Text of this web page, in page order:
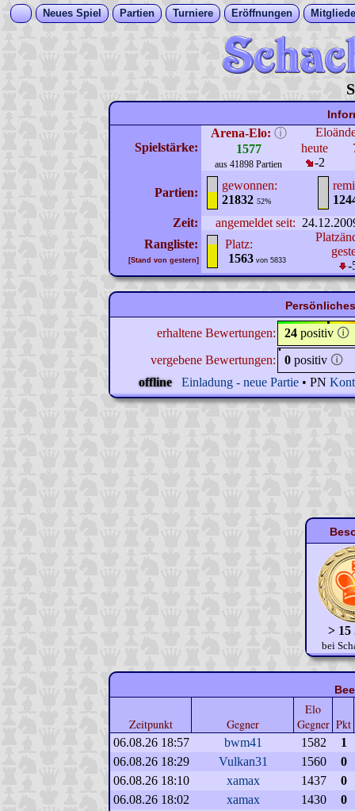
Neues Spiel Partien Turniere Eröffnungen
Spielstärke:
Arena-Elo: ⓘ
1577
aus 41898 Partien
heute
-2
Partien:
gewonnen:
21832 52%
Zeit:
angemeldet seit:
Rangliste:
[Stand von gestern]
Platz:
1563 von 5833
-
erhaltene Bewertungen: 24 positiv 🛈
vergebene Bewertungen:
0 positiv 🛈
offline
Einladung - neue Partie • PN
> 15
bei
Zeitpunkt Gegner
Elo
Gegner Pkt
06.08.26 18:57 bwm41 1582
1
06.08.26 18:29
Vulkan31 1560
0
06.08.26 18:10
xamax 1437
0
06.08.26 18:02
xamax 1430
0